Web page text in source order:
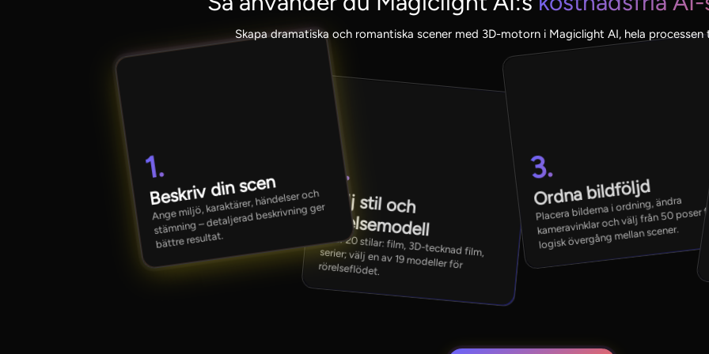
Skapa dramatiska och romantiska scener med 3D-motorn i Magiclight AI, hela processen
1.
Beskriv din scen
Ange miljö, karaktärer, händelser och
stämning – detaljerad beskrivning ger
bättre resultat.
2.
Välj stil och
rörelsemodell
Över 20 stilar: film, 3D-tecknad film, serier; välj en av 19 modeller för rörelseflödet.
3.
Ordna bildföljd
Placera bilderna i ordning, ändra
kameravinklar och välj från 50 poser för
logisk övergång mellan scener.